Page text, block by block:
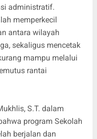
administratif.
memperkecil
antara wilayah
sekaligus mencetak
mampu melalui
rantai
S.T. dalam
program Sekolah
berjalan dan